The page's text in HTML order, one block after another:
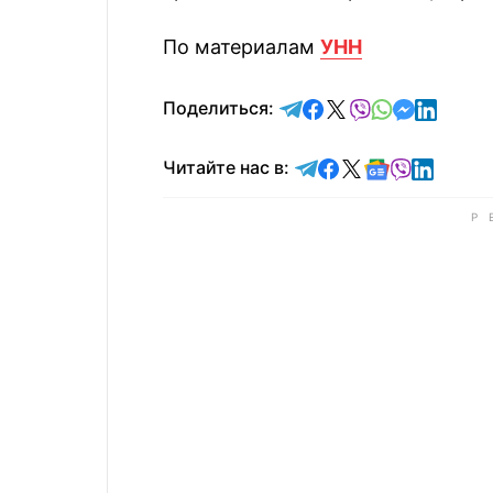
По материалам УНН
Поделиться: отправить в Telegram
поделиться в
поделиться в X
отправить в
отправить
Читайте нас в: Читайте в Telegram
Читайте в
Читайте в X
Читайте в
Читайте